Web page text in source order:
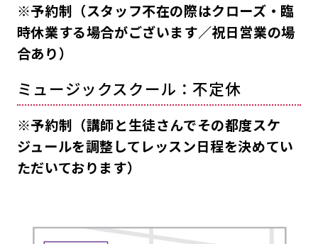
※予約制（スタッフ不在の際はクローズ・臨
時休業する場合がございます／祝日営業の場
合あり）
ミュージックスクール：不定休
※予約制（講師と生徒さんでその都度スケ
ジュールを調整してレッスン日程を決めてい
ただいております）